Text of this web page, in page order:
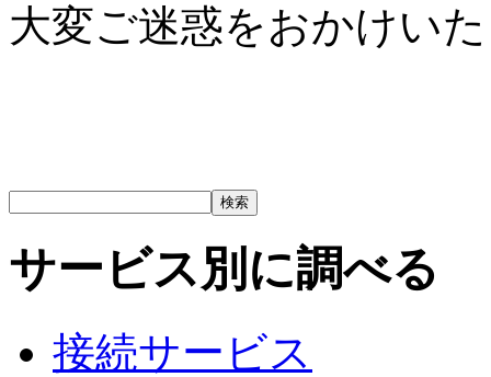
大変ご迷惑をおかけい
サービス別に調べる
接続サービス